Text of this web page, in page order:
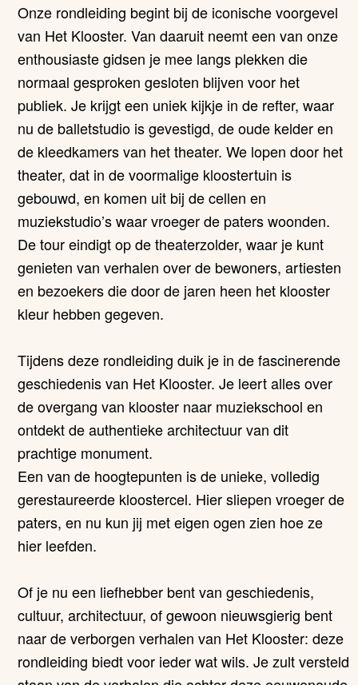
Onze rondleiding begint bij de iconische voorgevel
van Het Klooster. Van daaruit neemt een van onze
enthousiaste gidsen je mee langs plekken die
normaal gesproken gesloten blijven voor het
publiek. Je krijgt een uniek kijkje in de refter, waar
nu de balletstudio is gevestigd, de oude kelder en
de kleedkamers van het theater. We lopen door het
theater, dat in de voormalige kloostertuin is
gebouwd, en komen uit bij de cellen en
muziekstudio’s waar vroeger de paters woonden.
De tour eindigt op de theaterzolder, waar je kunt
genieten van verhalen over de bewoners, artiesten
en bezoekers die door de jaren heen het klooster
kleur hebben gegeven.
Tijdens deze rondleiding duik je in de fascinerende
geschiedenis van Het Klooster. Je leert alles over
de overgang van klooster naar muziekschool en
ontdekt de authentieke architectuur van dit
prachtige monument.
Een van de hoogtepunten is de unieke, volledig
gerestaureerde kloostercel. Hier sliepen vroeger de
paters, en nu kun jij met eigen ogen zien hoe ze
hier leefden.
Of je nu een liefhebber bent van geschiedenis,
cultuur, architectuur, of gewoon nieuwsgierig bent
naar de verborgen verhalen van Het Klooster: deze
rondleiding biedt voor ieder wat wils. Je zult versteld